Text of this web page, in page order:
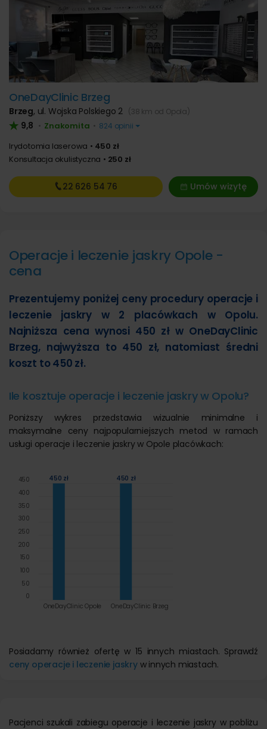
OneDayClinic Brzeg
Brzeg, ul. Wojska Polskiego 2 (38 km od Opola)
9,8 • Znakomita • 824 opinii
Irydotomia laserowa
450 zł
Konsultacja okulistyczna
250 zł
Umów wizytę
22 626 54 76
Operacje i leczenie jaskry Opole -
cena
Prezentujemy poniżej ceny procedury operacje i
leczenie jaskry w 2 placówkach w Opolu.
Najniższa cena wynosi 450 zł w OneDayClinic
Brzeg, najwyższa to 450 zł, natomiast średni
koszt to 450 zł.
Ile kosztuje operacje i leczenie jaskry w Opolu?
Poniższy wykres przedstawia wizualnie minimalne i
maksymalne ceny najpopularniejszych metod w ramach
usługi operacje i leczenie jaskry w Opole placówkach:
450 zł 450 zł
OneDayClinic Opole OneDayClinic Brzeg
0
50
100
150
200
250
300
350
400
450
Posiadamy również ofertę w 15 innych miastach. Sprawdź
ceny operacje i leczenie jaskryw innych miastach.
Pacjenci szukali zabiegu operacje i leczenie jaskry w pobliżu